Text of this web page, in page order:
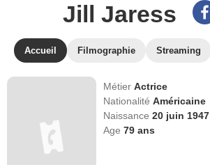
Jill Jaress
Accueil Filmographie Streaming
MétierActrice
NationalitéAméricaine
Naissance20 juin 1947
Age79 ans